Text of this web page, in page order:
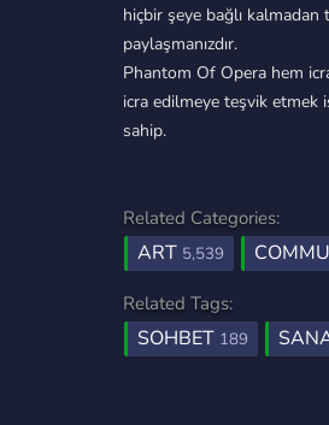
hiçbir şeye bağlı kalmadan
paylaşmanızdır.
Phantom Of Opera hem
icra edilmeye teşvik etmek
sahip.
Related Categories:
ART 5,539
Related Tags:
SOHBET 189